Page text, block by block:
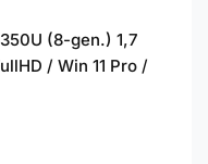
(8-gen.) 1,7
/ Win 11 Pro /